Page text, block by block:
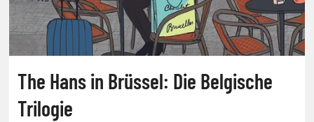
The Hans in Brüssel: Die Belgische
Trilogie